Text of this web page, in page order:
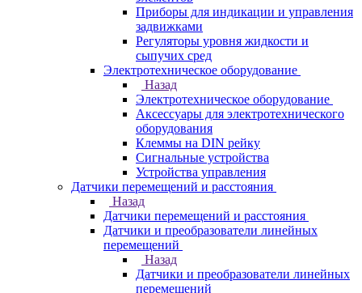
Приборы для индикации и управления
задвижками
Регуляторы уровня жидкости и
сыпучих сред
Электротехническое оборудование
Назад
Электротехническое оборудование
Аксессуары для электротехнического
оборудования
Клеммы на DIN рейку
Сигнальные устройства
Устройства управления
Датчики перемещений и расстояния
Назад
Датчики перемещений и расстояния
Датчики и преобразователи линейных
перемещений
Назад
Датчики и преобразователи линейных
перемещений